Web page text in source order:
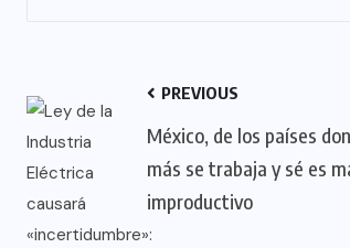
PREVIOUS
México, de los países
más se trabaja y sé es
improductivo